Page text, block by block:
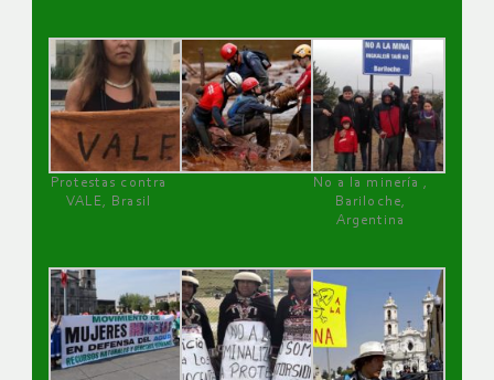
Protestas contra
VALE, Brasil
No a la minería ,
Bariloche,
Argentina